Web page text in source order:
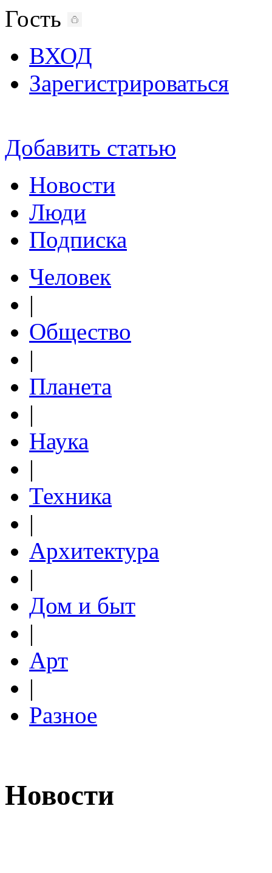
Гость
ВХОД
Зарегистрироваться
Добавить статью
Новости
Люди
Подписка
Человек
|
Общество
|
Планета
|
Наука
|
Техника
|
Архитектура
|
Дом и быт
|
Арт
|
Разное
Новости